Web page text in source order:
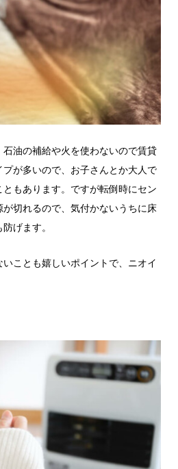
油の補給や火を使わないので賃貸
が多いので、お子さんとか大人で
もあります。ですが転倒時にセン
切れるので、気付かないうちに床
げます。
ことも嬉しいポイントで、ニオイ